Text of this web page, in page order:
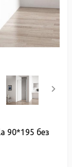
90*195 без